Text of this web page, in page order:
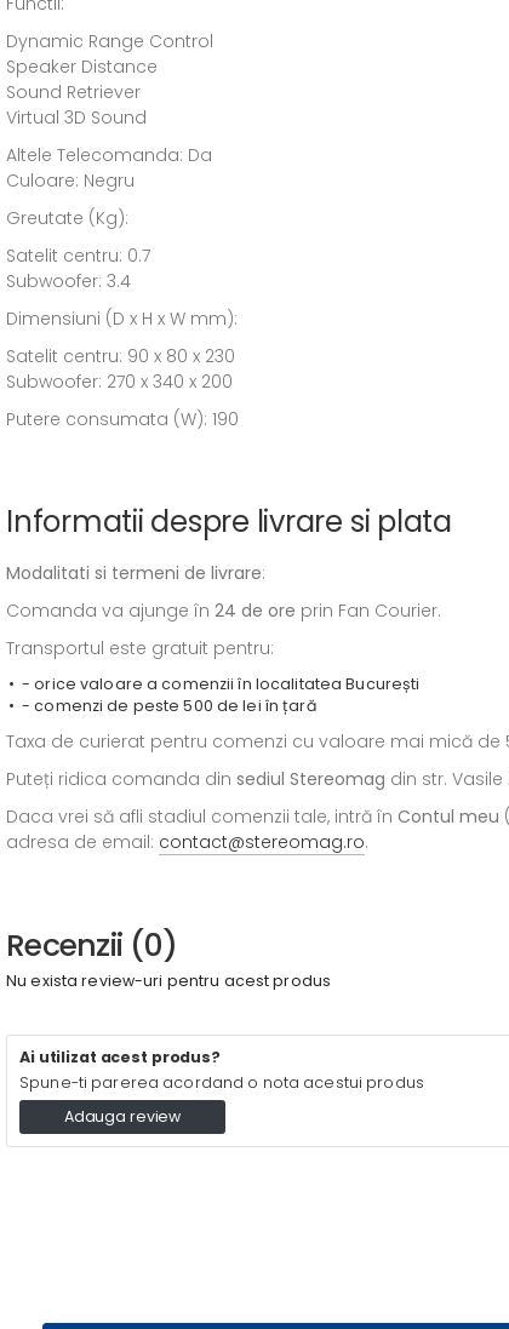
Dynamic Range Control
Speaker Distance
Sound Retriever
Virtual 3D Sound
Altele Telecomanda: Da
Culoare: Negru
Greutate (Kg):
Satelit centru: 0.7
Subwoofer: 3.4
Dimensiuni (D x H x W mm):
Satelit centru: 90 x 80 x 230
Subwoofer: 270 x 340 x 200
Putere consumata (W): 190
Informatii despre livrare si plata
Modalitati si termeni de livrare:
Comanda va ajunge în 24 de ore prin Fan Courier.
Transportul este gratuit pentru:
- orice valoare a comenzii în localitatea București
- comenzi de peste 500 de lei în țară
Taxa de curierat pentru comenzi cu valoare mai mică de
Puteți ridica comanda din sediul Stereomag din str.
Daca vrei să afli stadiul comenzii tale, intră în Contul meu
adresa de email: contact@stereomag.ro.
Recenzii (0)
Nu exista review-uri pentru acest produs
Ai utilizat acest produs?
Spune-ti parerea acordand o nota acestui produs
Adauga review